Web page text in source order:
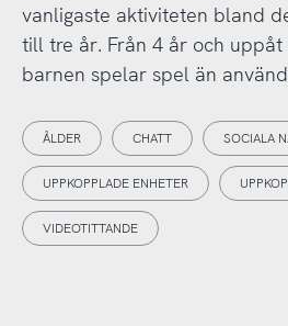
vanligaste aktiviteten bland
till tre år. Från 4 år och
barnen spelar spel än
ÅLDER CHATT SOCIALA
UPPKOPPLADE ENHETER
VIDEOTITTANDE